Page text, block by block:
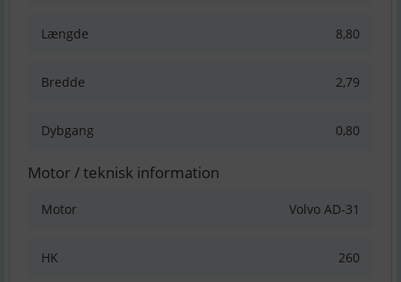
Længde 8,80
Bredde 2,79
Dybgang 0,80
Motor / teknisk information
Motor Volvo AD-31
HK 260